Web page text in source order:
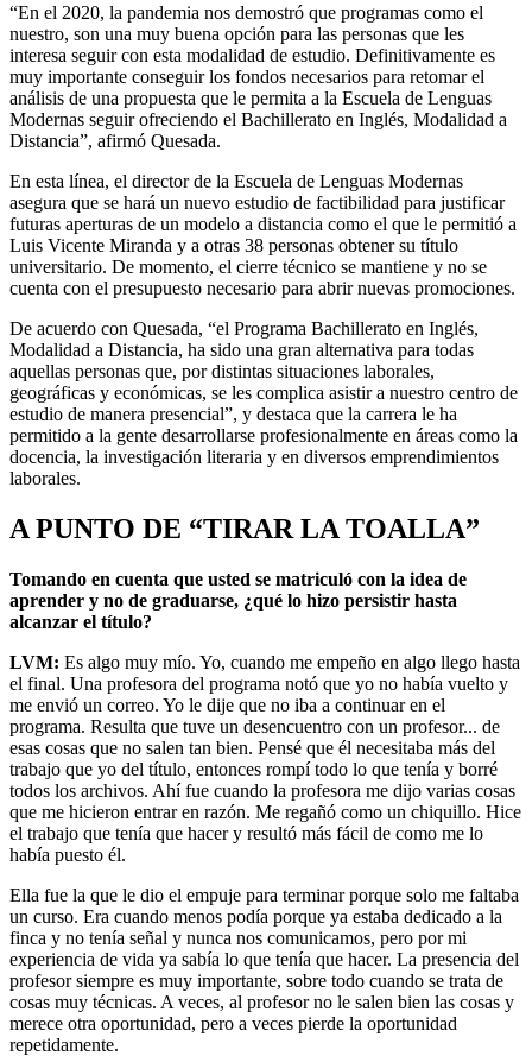
“En el 2020, la pandemia nos demostró que programas como el
nuestro, son una muy buena opción para las personas que les
interesa seguir con esta modalidad de estudio. Definitivamente es
muy importante conseguir los fondos necesarios para retomar el
análisis de una propuesta que le permita a la Escuela de Lenguas
Modernas seguir ofreciendo el Bachillerato en Inglés, Modalidad a
Distancia”, afirmó Quesada.
En esta línea, el director de la Escuela de Lenguas Modernas
asegura que se hará un nuevo estudio de factibilidad para justificar
futuras aperturas de un modelo a distancia como el que le permitió a
Luis Vicente Miranda y a otras 38 personas obtener su título
universitario. De momento, el cierre técnico se mantiene y no se
cuenta con el presupuesto necesario para abrir nuevas promociones.
De acuerdo con Quesada, “el Programa Bachillerato en Inglés,
Modalidad a Distancia, ha sido una gran alternativa para todas
aquellas personas que, por distintas situaciones laborales,
geográficas y económicas, se les complica asistir a nuestro centro de
estudio de manera presencial”, y destaca que la carrera le ha
permitido a la gente desarrollarse profesionalmente en áreas como la
docencia, la investigación literaria y en diversos emprendimientos
laborales.
A PUNTO DE “TIRAR LA TOALLA”
Tomando en cuenta que usted se matriculó con la idea de
aprender y no de graduarse, ¿qué lo hizo persistir hasta
alcanzar el título?
LVM: Es algo muy mío. Yo, cuando me empeño en algo llego hasta
el final. Una profesora del programa notó que yo no había vuelto y
me envió un correo. Yo le dije que no iba a continuar en el
programa. Resulta que tuve un desencuentro con un profesor... de
esas cosas que no salen tan bien. Pensé que él necesitaba más del
trabajo que yo del título, entonces rompí todo lo que tenía y borré
todos los archivos. Ahí fue cuando la profesora me dijo varias cosas
que me hicieron entrar en razón. Me regañó como un chiquillo. Hice
el trabajo que tenía que hacer y resultó más fácil de como me lo
había puesto él.
Ella fue la que le dio el empuje para terminar porque solo me faltaba
un curso. Era cuando menos podía porque ya estaba dedicado a la
finca y no tenía señal y nunca nos comunicamos, pero por mi
experiencia de vida ya sabía lo que tenía que hacer. La presencia del
profesor siempre es muy importante, sobre todo cuando se trata de
cosas muy técnicas. A veces, al profesor no le salen bien las cosas y
merece otra oportunidad, pero a veces pierde la oportunidad
repetidamente.